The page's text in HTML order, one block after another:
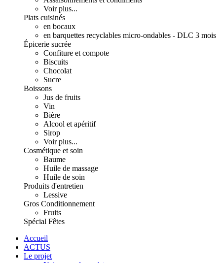
Voir plus...
Plats cuisinés
en bocaux
en barquettes recyclables micro-ondables - DLC 3 mois
Épicerie sucrée
Confiture et compote
Biscuits
Chocolat
Sucre
Boissons
Jus de fruits
Vin
Bière
Alcool et apéritif
Sirop
Voir plus...
Cosmétique et soin
Baume
Huile de massage
Huile de soin
Produits d'entretien
Lessive
Gros Conditionnement
Fruits
Spécial Fêtes
Accueil
ACTUS
Le projet